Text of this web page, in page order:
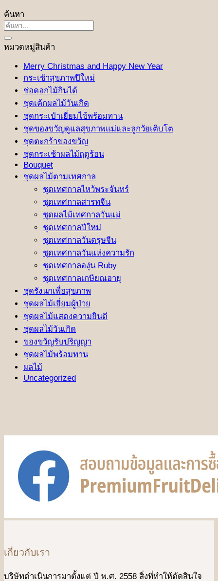
ค้นหา
ค้นหา:
หมวดหมู่สินค้า
Merry Christmas and Happy New Year
กระเช้าสุขภาพปีใหม่
ช่อดอกไม้กินได้
ชุดเค้กผลไม้วันเกิด
ชุดกระเป๋าเยี่ยมไข้พร้อมทาน
ชุดของขวัญดูแลสุขภาพแม่และลูกวัยเติบโต
ชุดตะกร้าของขวัญ
ชุดกระเช้าผลไม้ฤดูร้อน
Bouquet
ชุดผลไม้ตามเทศกาล
ชุดเทศกาลไหว้พระจันทร์
ชุดเทศกาลสารทจีน
ชุดผลไม้เทศกาลวันแม่
ชุดเทศกาลปีใหม่
ชุดเทศกาลวันตรุษจีน
ชุดเทศกาลวันแห่งความรัก
ชุดเทศกาลองุ่น Ruby
ชุดเทศกาลเกษียณอายุ
ชุดรังนกเพื่อสุขภาพ
ชุดผลไม้เยี่ยมผู้ป่วย
ชุดผลไม้แสดงความยินดี
ชุดผลไม้วันเกิด
ของขวัญรับปริญญา
ชุดผลไม้พร้อมทาน
ผลไม้
Uncategorized
เกี่ยวกับเรา
บริษัทดําเนินการมาตั้งแต่ ปี พ.ศ. 2558 สิ่งที่ทำให้ตัดสินใจ